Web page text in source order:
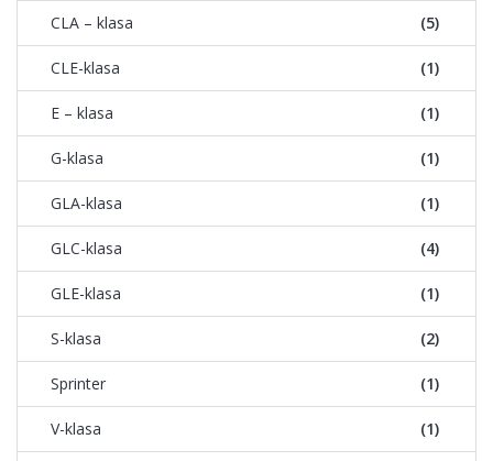
CLA – klasa (5)
CLE-klasa (1)
E – klasa (1)
G-klasa (1)
GLA-klasa (1)
GLC-klasa (4)
GLE-klasa (1)
S-klasa (2)
Sprinter (1)
V-klasa (1)